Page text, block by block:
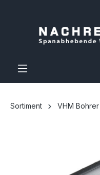
Sortiment VHM Bohrer